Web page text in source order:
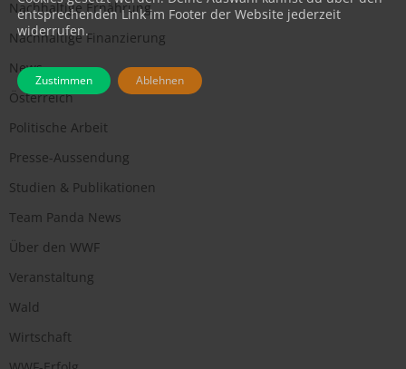
Nachhaltige Ernährung
Nachhaltige Finanzierung
News
Österreich
Politische Arbeit
Presse-Aussendung
Studien & Publikationen
Team Panda News
Über den WWF
Veranstaltung
Wald
Wirtschaft
entsprechenden Link im Footer der Website jederzeit
widerrufen.
Zustimmen Ablehnen